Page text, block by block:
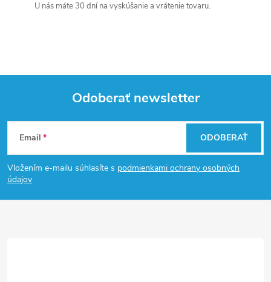
U nás máte 30 dní na vyskúšanie a vrátenie tovaru.
Z
á
p
Odoberať newsletter
Email
Vložením e-mailu súhlasíte s podmienkami ochrany osobných
údajov
ODOBERAŤ